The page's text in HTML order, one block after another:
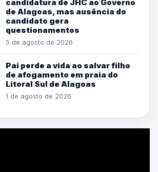
candidatura de JHC ao Governo
de Alagoas, mas ausência do
candidato gera
questionamentos
5 de agosto de 2026
Pai perde a vida ao salvar filho
de afogamento em praia do
Litoral Sul de Alagoas
1 de agosto de 2026